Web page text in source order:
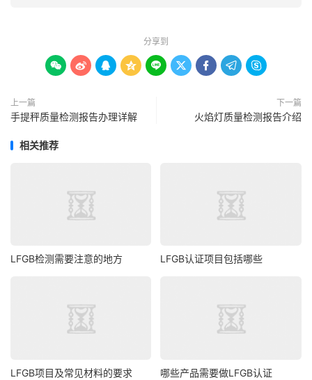
分享到
        
上一篇
手提秤质量检测报告办理详解
下一篇
火焰灯质量检测报告介绍
相关推荐
LFGB检测需要注意的地方 LFGB认证项目包括哪些
LFGB项目及常见材料的要求 哪些产品需要做LFGB认证